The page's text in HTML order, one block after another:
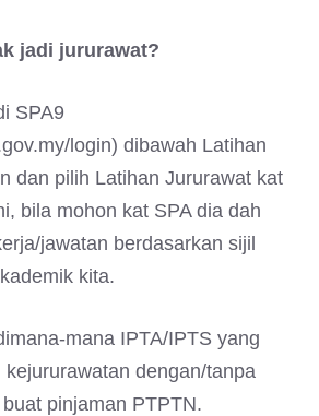
jadi jururawat?
SPA9
login) dibawah Latihan
dan pilih Latihan Jururawat kat
bila mohon kat SPA dia dah
jawatan berdasarkan sijil
kita.
mana IPTA/IPTS yang
dengan/tanpa
pinjaman PTPTN.